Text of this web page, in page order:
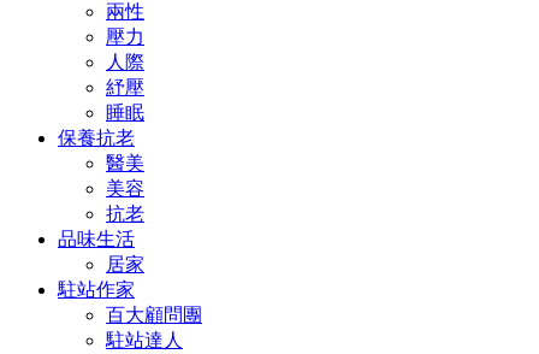
兩性
壓力
人際
紓壓
睡眠
保養抗老
醫美
美容
抗老
品味生活
居家
駐站作家
百大顧問團
駐站達人